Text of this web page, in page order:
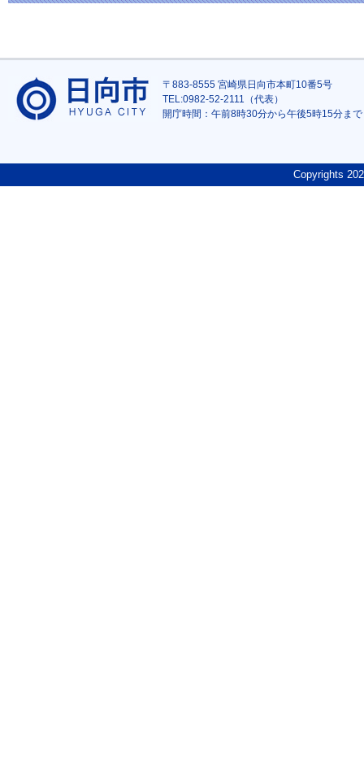
〒883-8555 宮崎県日向市本町10番5号
TEL:0982-52-2111（代表）
開庁時間：午前8時30分から午後5時15分まで
Copyrights